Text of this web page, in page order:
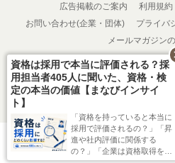
広告掲載のご案内
利用規約
お問い合わせ(企業・団体)
プライバ
メールマガジン
Powered by
資格は採用で本当に評価される？採
用担当者405人に聞いた、資格・検
定の本当の価値【まなびインサイ
ト】
「資格を持っていると本当に
採用で評価されるの？」「昇
進や社内評価に関係する
の？」「企業は資格取得をど